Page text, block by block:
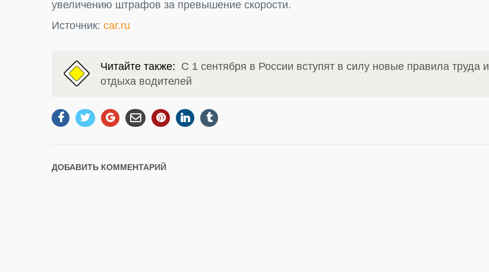
увеличению штрафов за превышение скорости.
Источник: car.ru
Читайте также: С 1 сентября в России вступят в силу новые правила труда и
отдыха водителей
ДОБАВИТЬ КОММЕНТАРИЙ